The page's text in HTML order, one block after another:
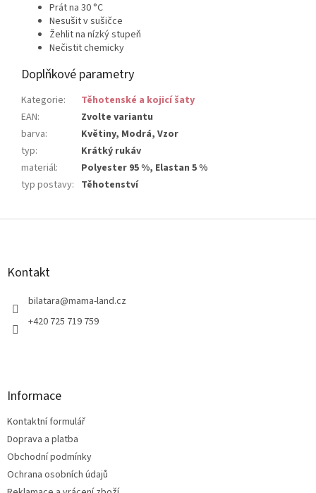
Prát na 30 °C
Nesušit v sušičce
Žehlit na nízký stupeň
Nečistit chemicky
Doplňkové parametry
Kategorie:
Těhotenské a kojicí šaty
EAN:
Zvolte variantu
barva:
Květiny, Modrá, Vzor
typ:
Krátký rukáv
materiál:
Polyester 95 %, Elastan 5 %
typ postavy: Těhotenství
Z
Kontakt
bilatara@mama-land.cz
+420 725 719 759
Informace
Kontaktní formulář
Doprava a platba
Obchodní podmínky
Ochrana osobních údajů